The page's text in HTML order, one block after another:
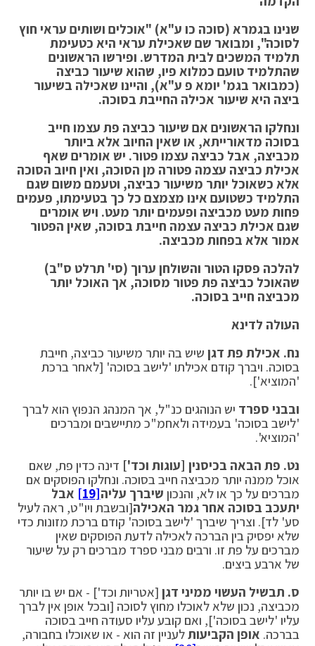
שנינו בגמרא (סוכה כו ע"א) "אוכלים ושותים עראי חוץ
לסוכה", ומבואר שם שאכילת עראי היא כטעימת
תלמיד המשכים לבית המדרש. ופירשו הראשונים
שהתלמיד טועם כמלוא פיו, שהוא שיעור כביצה
(כמבואר בגמ' יומא פ ע"א), והיינו שאכילה בשיעור
ביצה היא שיעור אכילה החייבת בסוכה.
ונחלקו הראשונים אם שיעור כביצה פת עצמו חייב
בסוכה מדאורייתא, או שאין החיוב אלא ביותר
מכביצה, אבל כביצה עצמו פטור. יש אומרים שאף
אכילת כביצה עצמה פטורה מן הסוכה, ואין חיוב הסוכה
אלא כשאוכל יותר משיעור כביצה, וטעמם משום שגם
התלמיד כשטועם אינו מצמצם כל כך בטעימתו, פעמים
פחות מעט מכביצה ופעמים יותר מעט. ויש אומרים
שגם אכילת כביצה עצמה חייבת בסוכה, שאין הפטור
אמור אלא בפחות מכביצה.
להלכה פסקו הטור והשולחן ערוך (סי' תרלט ס"ב)
שהאוכל כביצה פת פטור מסוכה, אך האוכל יותר
מכביצה חייב בסוכה.
העולה לדינא
נח. אכילת פת דגן שיש בה יותר משיעור כביצה, חייבת
בסוכה. ויברך קודם אכילתו 'לישב בסוכה' [לאחר ברכת
'המוציא'].
ובבני ספרד יש הנוהגים כנ"ל, אך המנהג הנפוץ הוא לברך
'לישב בסוכה' בעמידה ולאחמ"כ מתיישבים ומברכים
'המוציא'.
נט. פת הבאה בכיסנין [עוגות וכד'] דינה כדין פת, שאם
אוכל ממנה יותר מכביצה חייב בסוכה. ונחלקו הפוסקים אם
מברכים על כך או לא, והנכון שיברך עליה[19]
אבל
יתעכב בסוכה אחר גמר האכילה[ובשבת ויו"ט, ראה לעיל
סע' לד]. וצריך שיברך 'לישב בסוכה' קודם ברכת מזונות כדי
שלא יפסיק בין הברכה לאכילה לדעת הפוסקים שאין
מברכים על פת זו. ורבים מבני ספרד מברכים רק על שיעור
של ארבע ביצים.
ס. תבשיל העשוי ממיני דגן [אטריות וכד'] - אם יש בו יותר
מכביצה, נכון שלא לאוכלו מחוץ לסוכה [ובכל אופן אין לברך
עליו 'לישב בסוכה'], ואם קובע עליו סעודה חייב בסוכה
בברכה. אופן הקביעותלעניין זה הוא - או שאוכלו בחבורה,